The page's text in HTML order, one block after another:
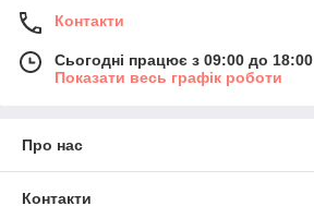
Контакти
Сьогодні працює з 09:00 до 18:00
Показати весь графік роботи
Про нас
Контакти